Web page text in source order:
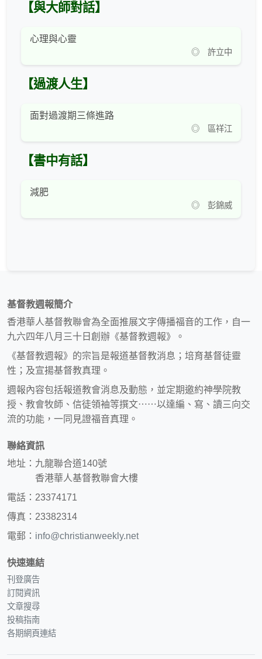
【與大師對話】
心理與心靈
◎ 許立中
【過渡人生】
面對過渡期三條進路
◎ 區祥江
【書中有話】
減肥
◎ 彭錦威
基督教週報簡介
香港華人基督教聯會為全面推展文字傳播福音的工作，自一
九六四年八月三十日創辦《基督教週報》。
《基督教週報》的宗旨是報道基督教消息；培育基督徒靈
性；及宣揚基督教真理。
週報內容包括報道教會消息及動態，並定期邀約神學院教
授、教會牧師、信徒領袖等撰文⋯⋯以達編、寫、讀三向交
流的功能，一同見證福音真理。
聯絡資訊
地址：九龍聯合道140號
香港華人基督教聯會大樓
電話：23374171
傳真：23382314
電郵： info@christianweekly.net
快速連結
刊登廣告
訂閱資訊
文章搜尋
投稿指南
各期網頁連結